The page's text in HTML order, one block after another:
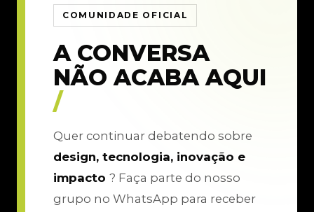
COMUNIDADE OFICIAL
A CONVERSA
NÃO ACABA AQUI
/
Quer continuar debatendo sobre
design, tecnologia, inovação e
impacto ? Faça parte do nosso
grupo no WhatsApp para receber